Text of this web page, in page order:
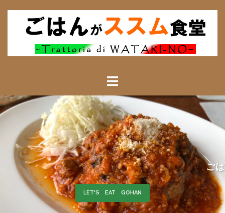
ごはんによる――
LET'S EAT GOHAN